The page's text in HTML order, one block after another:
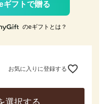
ギフトで贈る
のeギフトとは？
お気に入りに登録する